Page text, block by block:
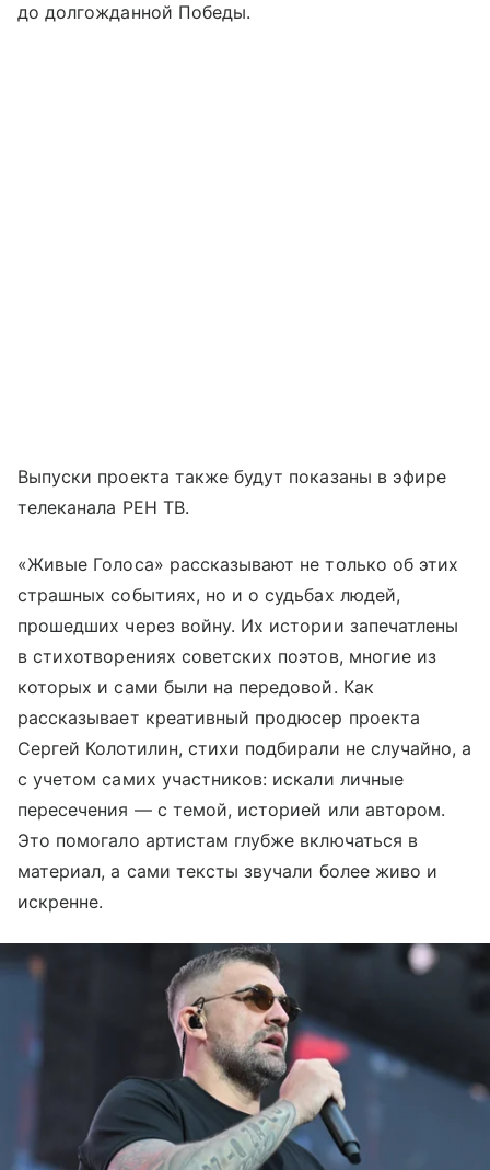
до долгожданной Победы.
Выпуски проекта также будут показаны в эфире
телеканала РЕН ТВ.
«Живые Голоса» рассказывают не только об этих
страшных событиях, но и о судьбах людей,
прошедших через войну. Их истории запечатлены
в стихотворениях советских поэтов, многие из
которых и сами были на передовой. Как
рассказывает креативный продюсер проекта
Сергей Колотилин, стихи подбирали не случайно, а
с учетом самих участников: искали личные
пересечения — с темой, историей или автором.
Это помогало артистам глубже включаться в
материал, а сами тексты звучали более живо и
искренне.